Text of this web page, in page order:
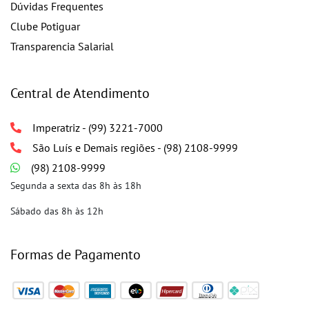
Dúvidas Frequentes
Clube Potiguar
Transparencia Salarial
Central de Atendimento
Imperatriz - (99) 3221-7000
São Luís e Demais regiões - (98) 2108-9999
(98) 2108-9999
Segunda a sexta das 8h às 18h
Sábado das 8h às 12h
Formas de Pagamento